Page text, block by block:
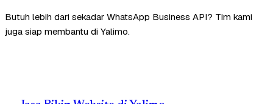
Butuh lebih dari sekadar WhatsApp Business API? Tim kami
juga siap membantu di Yalimo.